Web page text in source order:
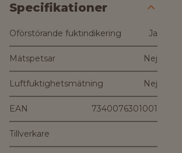
Specifikationer
Oförstörande fuktindikering Ja
Mätspetsar Nej
Luftfuktighetsmätning Nej
EAN 7340076301001
Tillverkare